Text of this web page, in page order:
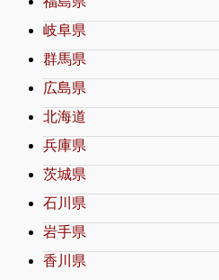
岐阜県
群馬県
広島県
北海道
兵庫県
茨城県
石川県
岩手県
香川県